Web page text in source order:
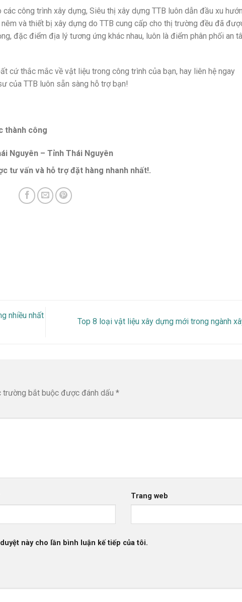
công trình xây dựng, Siêu thị xây dựng TTB luôn dẫn đầu xu
và thiết bị xây dựng do TTB cung cấp cho thị trường đều đã
đặc điểm địa lý tương ứng khác nhau, luôn là điểm phân phối an
cứ thắc mắc về vật liệu trong công trình của bạn, hay liên hệ ngay
của TTB luôn sẵn sàng hỗ trợ bạn!
thành công
Nguyên – Tỉnh Thái Nguyên
tư vấn và hỗ trợ đặt hàng nhanh nhất!.
nhiều nhất
Top 8 loại vật liệu xây dựng mới trong ngành
trường bắt buộc được đánh dấu *
Trang web
này cho lần bình luận kế tiếp của tôi.